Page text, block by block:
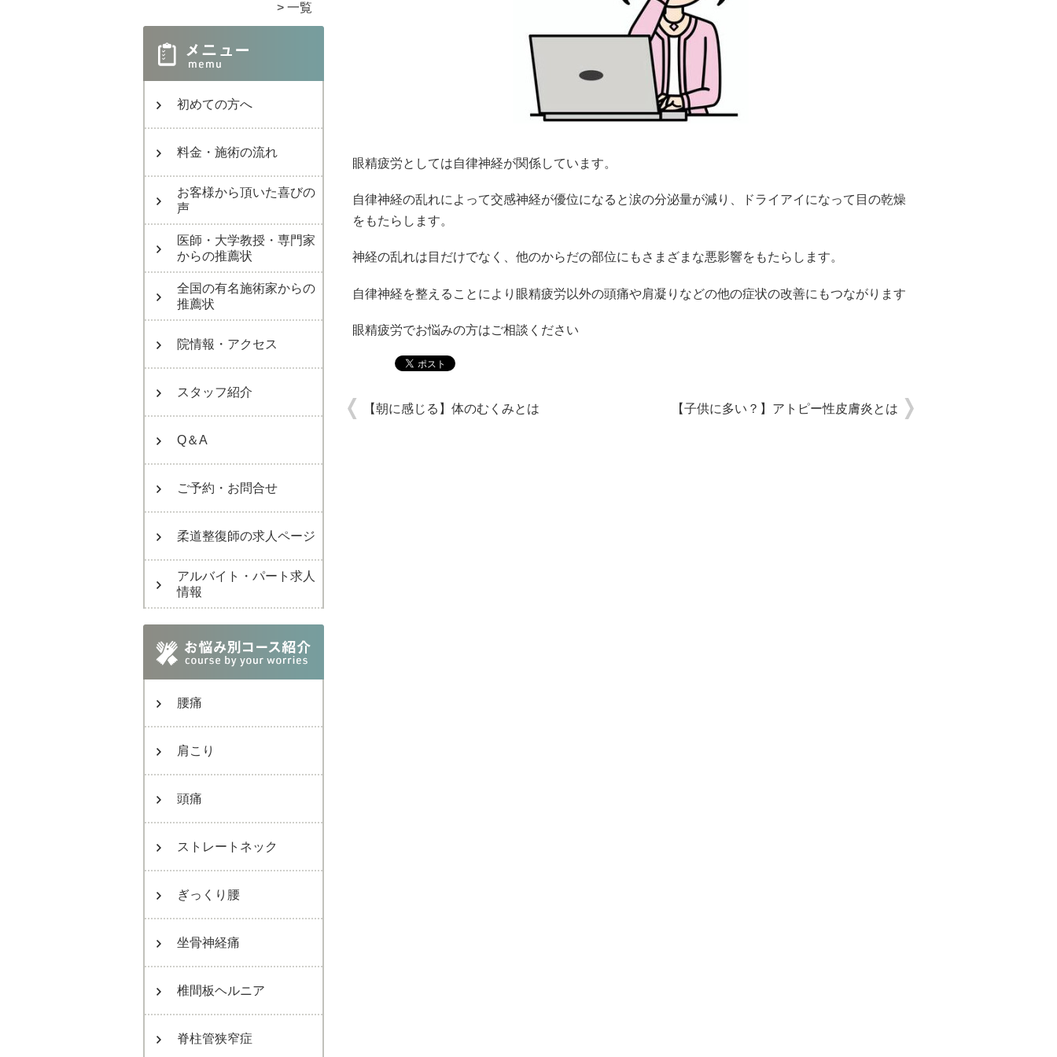
一覧
初めての方へ
料金・施術の流れ
お客様から頂いた喜びの
声
医師・大学教授・専門家
からの推薦状
全国の有名施術家からの
推薦状
院情報・アクセス
スタッフ紹介
Q＆A
ご予約・お問合せ
柔道整復師の求人ページ
アルバイト・パート求人
情報
腰痛
肩こり
頭痛
ストレートネック
ぎっくり腰
坐骨神経痛
椎間板ヘルニア
脊柱管狭窄症
眼精疲労としては自律神経が関係しています。
自律神経の乱れによって交感神経が優位になると涙の分泌量が減り、ドライアイになって目の乾燥
をもたらします。
神経の乱れは目だけでなく、他のからだの部位にもさまざまな悪影響をもたらします。
自律神経を整えることにより眼精疲労以外の頭痛や肩凝りなどの他の症状の改善にもつながります
眼精疲労でお悩みの方はご相談ください
【朝に感じる】体のむくみとは 【子供に多い？】アトピー性皮膚炎とは